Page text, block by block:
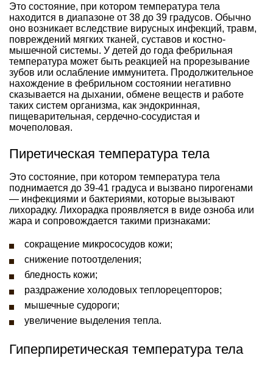
Это состояние, при котором температура тела
находится в диапазоне от 38 до 39 градусов. Обычно
оно возникает вследствие вирусных инфекций, травм,
повреждений мягких тканей, суставов и костно-
мышечной системы. У детей до года фебрильная
температура может быть реакцией на прорезывание
зубов или ослабление иммунитета. Продолжительное
нахождение в фебрильном состоянии негативно
сказывается на дыхании, обмене веществ и работе
таких систем организма, как эндокринная,
пищеварительная, сердечно-сосудистая и
мочеполовая.
Пиретическая температура тела
Это состояние, при котором температура тела
поднимается до 39-41 градуса и вызвано пирогенами
— инфекциями и бактериями, которые вызывают
лихорадку. Лихорадка проявляется в виде озноба или
жара и сопровождается такими признаками:
сокращение микрососудов кожи;
снижение потоотделения;
бледность кожи;
раздражение холодовых теплорецепторов;
мышечные судороги;
увеличение выделения тепла.
Гиперпиретическая температура тела